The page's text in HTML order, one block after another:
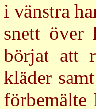
i vänstra
snett över
börjat att
kläder